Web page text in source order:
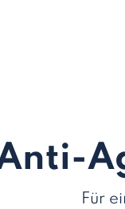
Anti-
Für